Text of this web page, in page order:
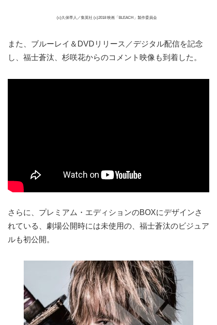
(c)久保帯人／集英社 (c)2018 映画「BLEACH」製作委員会
また、ブルーレイ＆DVDリリース／デジタル配信を記念
し、福士蒼汰、杉咲花からのコメント映像も到着した。
さらに、プレミアム・エディションのBOXにデザインさ
れている、劇場公開時には未使用の、福士蒼汰のビジュア
ルも初公開。